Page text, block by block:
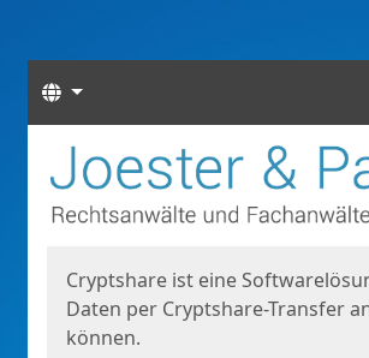
Sprachen
Start
Cryptshare ist eine
Daten per Cryptshare-Transfer
können.